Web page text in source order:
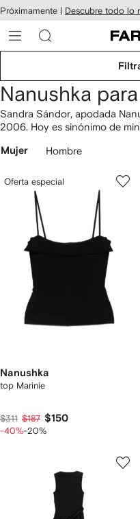
al
Próximamente | Descubre todo lo
Nanushka
Sandra Sándor, apodada
2006. Hoy es sinónimo de
chamarras capitonadas de
elaborados de forma
para los pantalones Vinni.
los 90, así como
prendas
Mujer Hombre
Oferta especial
Nanushka
top Marinie
$311 $187 $150
-40%-20%